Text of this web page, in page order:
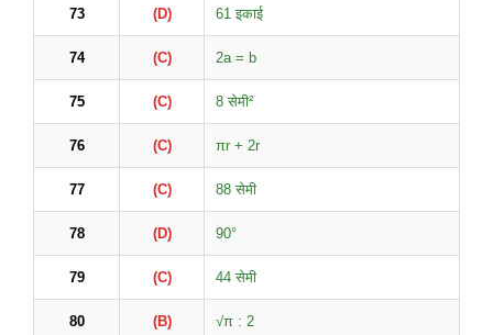
73 (D) 61 इकाई
74 (C) 2a = b
75 (C) 8 सेमी²
76 (C) πr + 2r
77 (C) 88 सेमी
78 (D) 90°
79 (C) 44 सेमी
80 (B) √π : 2